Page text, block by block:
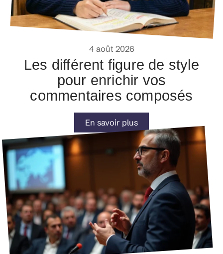
4 août 2026
Les différent figure de style
pour enrichir vos
commentaires composés
En savoir plus